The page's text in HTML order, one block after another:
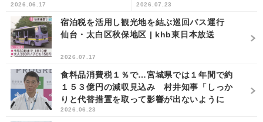
東日本放送
2026.06.17 2026.07.23
宿泊税を活用し観光地を結ぶ巡回バス運行
仙台・太白区秋保地区 | khb東日本放送
2026.07.17
食料品消費税１％で…宮城県では１年間で約
１５３億円の減収見込み 村井知事「しっか
りと代替措置を取って影響が出ないように
し...
2026.06.23